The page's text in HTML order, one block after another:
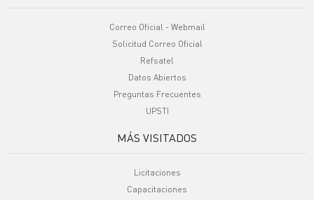
Correo Oficial - Webmail
Solicitud Correo Oficial
Refsatel
Datos Abiertos
Preguntas Frecuentes
UPSTI
MÁS VISITADOS
Licitaciones
Capacitaciones